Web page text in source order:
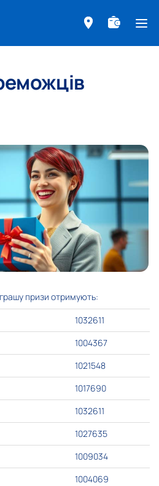
призи отримують:
1032611
1004367
1021548
1017690
1032611
1027635
1009034
1004069